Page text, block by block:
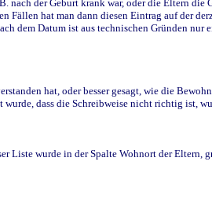
der Geburt krank war, oder die Eltern die
Fällen hat man dann diesen Eintrag auf der
dem Datum ist aus technischen Gründen nur
hat, oder besser gesagt, wie die
dass die Schreibweise nicht richtig ist,
wurde in der Spalte Wohnort der Eltern,